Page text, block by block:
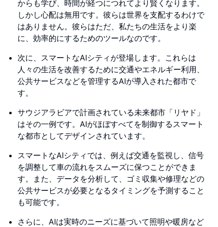
からも学び、時間が経つにつれてより賢くなります。
しかし心配は無用です。彼らは世界を支配するわけで
はありません。彼らはただ、私たちの生活をより楽
に、効率的にするためのツールなのです。
次に、スマートなAIシティが登場します。これらは
人々の生活を改善するために交通やエネルギー利用、
公共サービスなどを管理するAIが導入された都市で
す。
サウジアラビアで計画されている未来都市「リヤド」
はその一例です。AIがほぼすべてを制御するスマート
な都市としてデザインされています。
スマートなAIシティでは、例えば交通を監視し、信号
を調整して車の流れをスムーズに保つことができま
す。また、データを分析して、ゴミ収集や修理などの
公共サービスが必要となるタイミングを予測すること
も可能です。
さらに、AIは実時のニーズに基づいて照明や暖房など